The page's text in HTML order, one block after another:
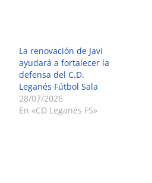
La renovación de Javi
ayudará a fortalecer la
defensa del C.D.
Leganés Fútbol Sala
28/07/2026
En «CD Leganés FS»